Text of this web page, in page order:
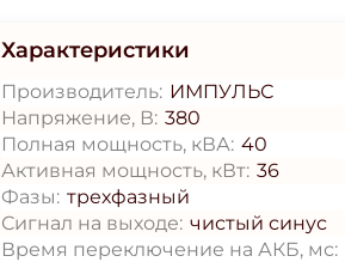
Характеристики
Производитель: ИМПУЛЬС
Напряжение, В: 380
Полная мощность, кВА: 40
Активная мощность, кВт: 36
Фазы: трехфазный
Сигнал на выходе: чистый синус
Время переключение на АКБ, мс: